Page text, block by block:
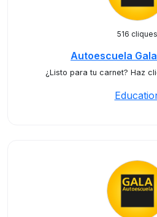
516 cliques
Autoescuela
¿Listo para tu carnet? Haz